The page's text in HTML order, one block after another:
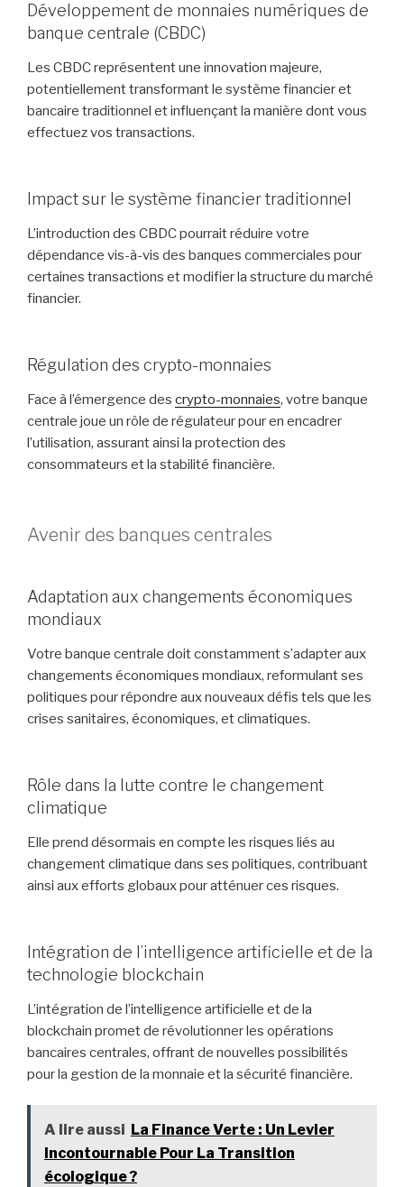
Développement de monnaies numériques de
banque centrale (CBDC)
Les CBDC représentent une innovation majeure,
potentiellement transformant le système financier et
bancaire traditionnel et influençant la manière dont vous
effectuez vos transactions.
Impact sur le système financier traditionnel
L’introduction des CBDC pourrait réduire votre
dépendance vis-à-vis des banques commerciales pour
certaines transactions et modifier la structure du marché
financier.
Régulation des crypto-monnaies
Face à l’émergence des crypto-monnaies, votre banque
centrale joue un rôle de régulateur pour en encadrer
l’utilisation, assurant ainsi la protection des
consommateurs et la stabilité financière.
Avenir des banques centrales
Adaptation aux changements économiques
mondiaux
Votre banque centrale doit constamment s’adapter aux
changements économiques mondiaux, reformulant ses
politiques pour répondre aux nouveaux défis tels que les
crises sanitaires, économiques, et climatiques.
Rôle dans la lutte contre le changement
climatique
Elle prend désormais en compte les risques liés au
changement climatique dans ses politiques, contribuant
ainsi aux efforts globaux pour atténuer ces risques.
Intégration de l’intelligence artificielle et de la
technologie blockchain
L’intégration de l’intelligence artificielle et de la
blockchain promet de révolutionner les opérations
bancaires centrales, offrant de nouvelles possibilités
pour la gestion de la monnaie et la sécurité financière.
A lire aussi La Finance Verte : Un Levier
Incontournable Pour La Transition
écologique ?